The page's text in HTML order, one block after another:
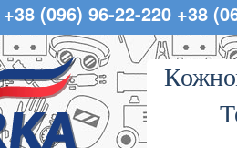
+38 (096) 96-22-220 +38